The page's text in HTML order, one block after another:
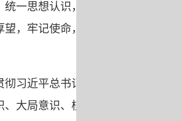
一思想认识，倍加
，牢记使命，忠诚
习近平总书记系列
大局意识、核心意